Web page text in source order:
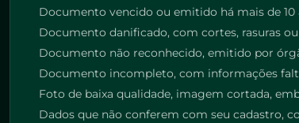
Documento vencido ou emitido há mais de 10
Documento danificado, com cortes, rasuras
Documento não reconhecido, emitido por
Documento incompleto, com informações
Foto de baixa qualidade, imagem cortada,
Dados que não conferem com seu cadastro,